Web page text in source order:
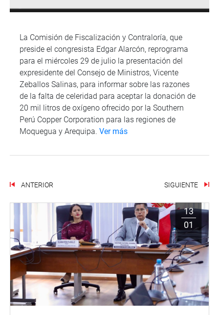
La Comisión de Fiscalización y Contraloría, que
preside el congresista Edgar Alarcón, reprograma
para el miércoles 29 de julio la presentación del
expresidente del Consejo de Ministros, Vicente
Zeballos Salinas, para informar sobre las razones
de la falta de celeridad para aceptar la donación de
20 mil litros de oxígeno ofrecido por la Southern
Perú Copper Corporation para las regiones de
Moquegua y Arequipa. Ver más
ANTERIOR SIGUIENTE
13
01